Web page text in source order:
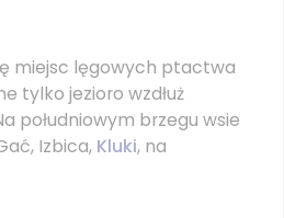
miejsc lęgowych ptactwa
tylko jezioro wzdłuż
południowym brzegu wsie
Izbica, Kluki, na